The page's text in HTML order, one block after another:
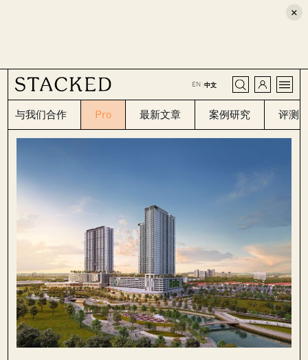
×
EN |中文
与我们合作 Pro 最新文章 案例研究 评测
CLOSE